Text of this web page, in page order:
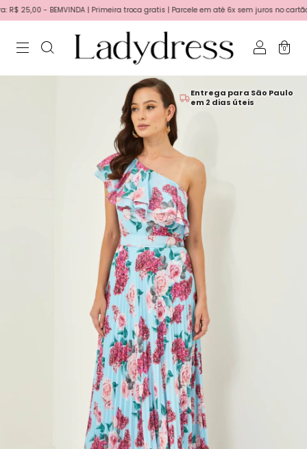
- BEMVINDA | Primeira troca gratis | Parcele em até 6x sem juros no cartão!
0
Entrega para São Paulo
em 2 dias úteis